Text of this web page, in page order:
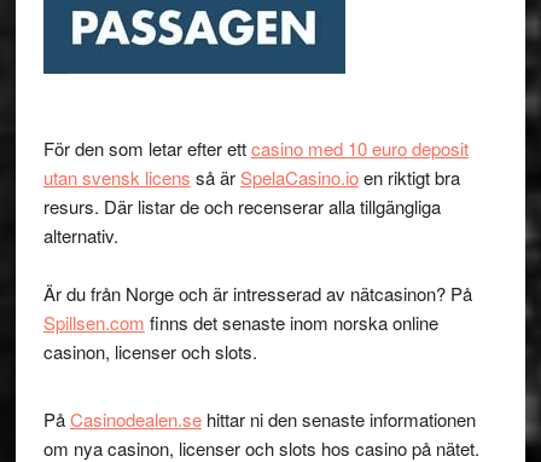
För den som letar efter ettcasino med 10 euro deposit
utan svensk licens så ärSpelaCasino.ioen riktigt bra
resurs. Där listar de och recenserar alla tillgängliga
alternativ.
Är du från Norge och är intresserad av nätcasinon? På
Spillsen.com finns det senaste inom norska online
casinon, licenser och slots.
PåCasinodealen.sehittar ni den senaste informationen
om nya casinon, licenser och slots hos casino på nätet.